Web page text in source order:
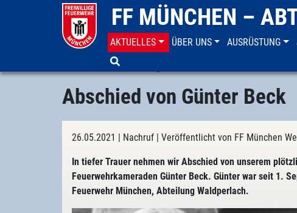
FF MÜNCHEN –
AKTUELLES ÜBER UNS AUSRÜSTUNG
Aktuelles
Abschied von Günter Beck
26.05.2021 | Nachruf | Veröffentlicht von FF München
In tiefer Trauer nehmen wir Abschied von unserem
Feuerwehrkameraden Günter Beck. Günter war seit 1.
Feuerwehr München, Abteilung Waldperlach.